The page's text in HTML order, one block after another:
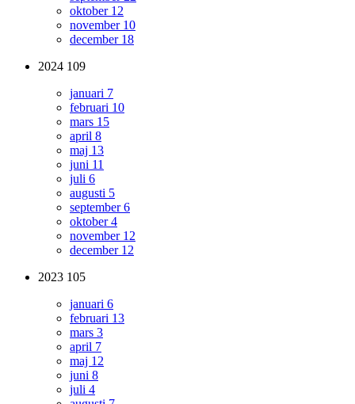
oktober 12
november 10
december 18
2024 109
januari 7
februari 10
mars 15
april 8
maj 13
juni 11
juli 6
augusti 5
september6
oktober4
november 12
december 12
2023 105
januari 6
februari 13
mars 3
april 7
maj 12
juni 8
juli 4